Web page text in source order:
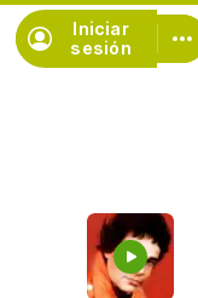
Iniciar
sesión